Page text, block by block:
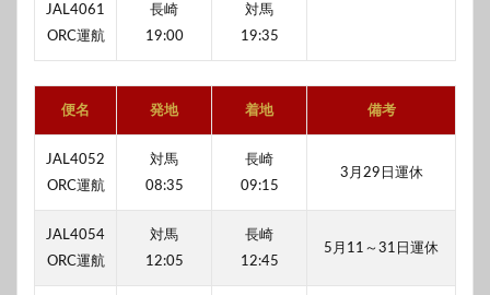
JAL4061
ORC運航
長崎
19:00
対馬
19:35
便名 発地 着地 備考
JAL4052
ORC運航
対馬
08:35
長崎
09:15
3月29日運休
JAL4054
ORC運航
対馬
12:05
長崎
12:45
5月11～31日運休